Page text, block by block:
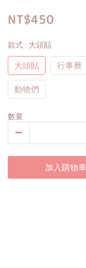
NT$450
款式 : 大頭貼
大頭貼 行事曆
動物們
數量
加入購物車